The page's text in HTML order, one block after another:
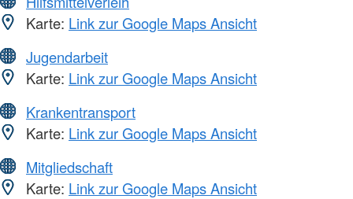
Karte: Link zur Google Maps Ansicht
Jugendarbeit
Karte: Link zur Google Maps Ansicht
Krankentransport
Karte: Link zur Google Maps Ansicht
Mitgliedschaft
Karte: Link zur Google Maps Ansicht